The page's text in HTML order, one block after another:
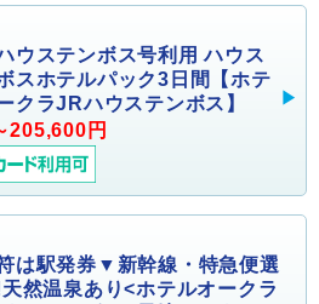
ウステンボス号利用 ハウス
スホテルパック3日間【ホテ
クラJRハウステンボス】
205,600円
は駅発券▼新幹線・特急便選
然温泉あり<ホテルオークラ